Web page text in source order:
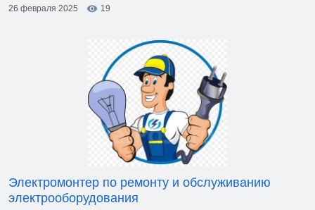
26 февраля 2025
19
Электромонтер по ремонту и обслуживанию
электрооборудования